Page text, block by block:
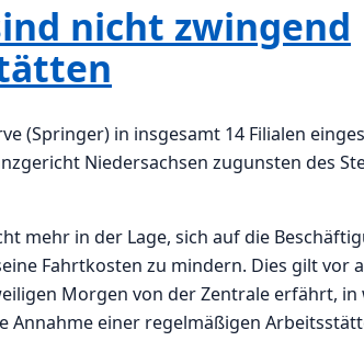
nicht zwingend
(Springer) in insgesamt 14 Filialen
Niedersachsen zugunsten des
mehr in der Lage, sich auf die
Fahrtkosten zu mindern. Dies gilt vor
Morgen von der Zentrale erfährt, in
Annahme einer regelmäßigen